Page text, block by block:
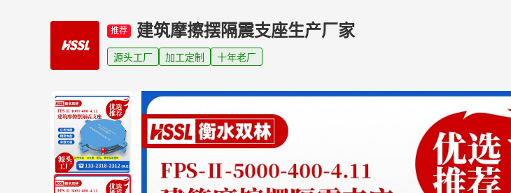
推荐 建筑摩擦摆隔震支座生产厂家
源头工厂 加工定制 十年老厂